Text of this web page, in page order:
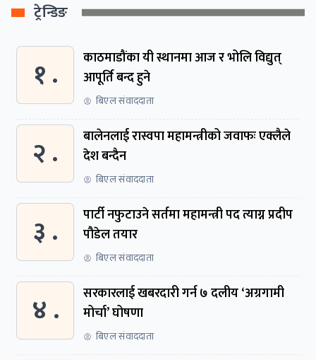
ट्रेन्डिङ
१ .
काठमाडौंका यी स्थानमा आज र भोलि विद्युत्
आपूर्ति बन्द हुने
बिएल संवाददाता
२ .
बालेनलाई रास्वपा महामन्त्रीको जवाफः एक्लैले
देश बन्दैन
बिएल संवाददाता
३ .
पार्टी नफुटाउने सर्तमा महामन्त्री पद त्याग्न प्रदीप
पौडेल तयार
बिएल संवाददाता
४ .
सरकारलाई खबरदारी गर्न ७ दलीय ‘अग्रगामी
मोर्चा’ घोषणा
बिएल संवाददाता